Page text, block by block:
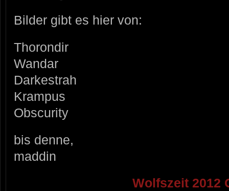
Bilder gibt es hier von:
Thorondir
Wandar
Darkestrah
Krampus
Obscurity
bis denne,
maddin
Wolfszeit 2012